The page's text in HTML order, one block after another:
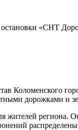
остановки «СНТ
Коломенского
дорожками
жителей